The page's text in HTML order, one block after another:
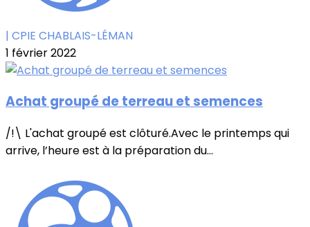
| CPIE CHABLAIS-LÉMAN
1 février 2022
Achat groupé de terreau et semences
/!\ L'achat groupé est clôturé.Avec le printemps qui
arrive, l’heure est à la préparation du...